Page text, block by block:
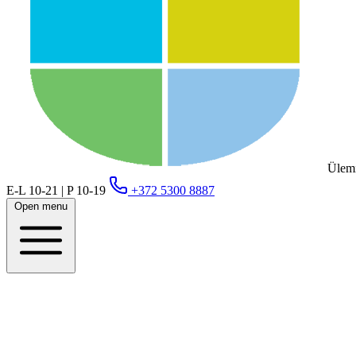
E-L 10-21 | P 10-19
+372 5300 8887
Open menu